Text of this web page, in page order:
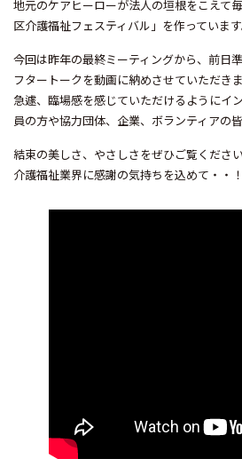
地元のケアヒーローが法人の垣根をこえて
区介護福祉フェスティバル」を作っています
今回は昨年の最終ミーティングから、前日
フタートークを動画に納めさせていただきま
急遽、臨場感を感じていただけるようにイ
員の方や協力団体、企業、ボランティアの
結束の美しさ、やさしさをぜひご覧ください
介護福祉業界に感謝の気持ちを込めて・・！